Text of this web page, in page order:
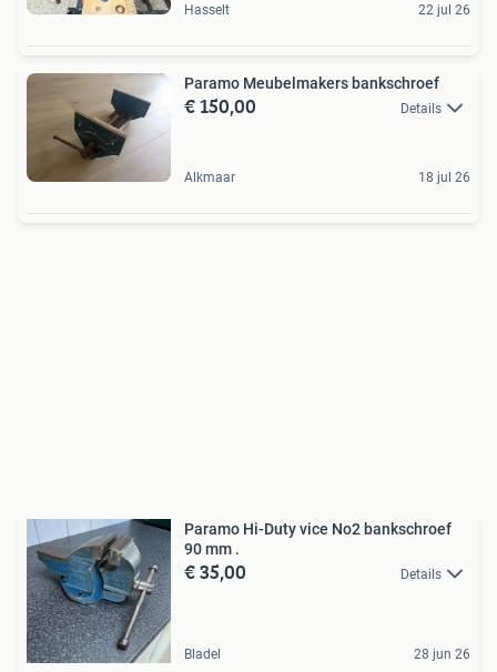
Hasselt 22 jul 26
Paramo Meubelmakers bankschroef
€ 150,00 Details
Alkmaar 18 jul 26
Paramo Hi-Duty vice No2 bankschroef
90 mm .
€ 35,00 Details
Bladel 28 jun 26